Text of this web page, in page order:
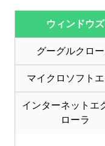
ウィンドウズ
グーグルクロ
マイクロソフト
インターネットエ
ローラ
ダウ
マ